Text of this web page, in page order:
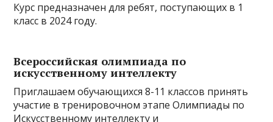
Курс предназначен для ребят, поступающих в 1
класс в 2024 году.
Всероссийская олимпиада по
искусственному интеллекту
Приглашаем обучающихся 8-11 классов принять
участие в тренировочном этапе Олимпиады по
Искусственному интеллекту и